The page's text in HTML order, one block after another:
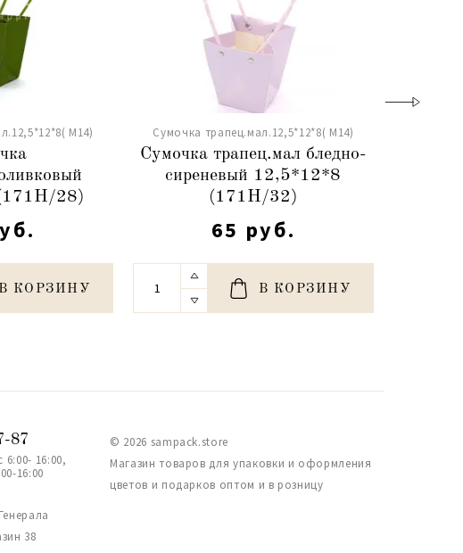
М14)
28)
В КОРЗИНУ
Сумочка трапец.мал.12,5*12*8( М14)
Сумочка трапец.мал бледно-
сиреневый 12,5*12*8
(171Н/32)
65 руб.
В КОРЗИНУ
87
6:00- 16:00,
16:00
38
© 2026 sampack.store
Магазин товаров для упаковки и оформления
цветов и подарков оптом и в розницу